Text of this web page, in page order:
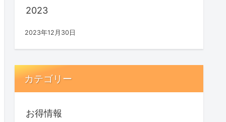
2023
2023年12月30日
カテゴリー
お得情報